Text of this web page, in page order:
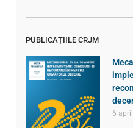
PUBLICAȚIILE CRJM
6